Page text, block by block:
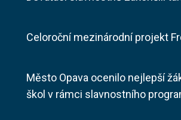
Celoroční mezinárodní projekt
Město Opava ocenilo nejlepší
škol v rámci slavnostního